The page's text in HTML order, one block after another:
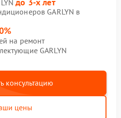
GARLYN в
на ремонт
GARLYN
консультацию
цены